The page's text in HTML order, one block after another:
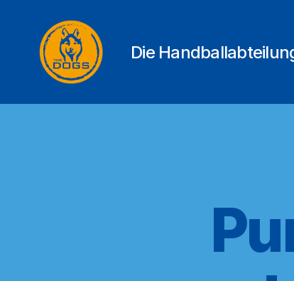
DOGS
Die